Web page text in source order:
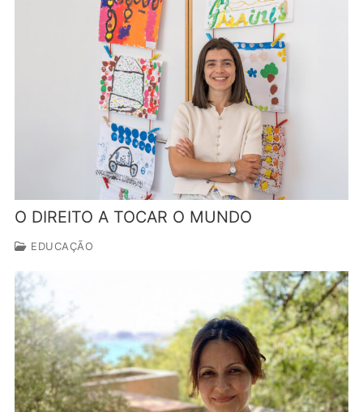
O DIREITO A TOCAR O MUNDO
EDUCAÇÃO